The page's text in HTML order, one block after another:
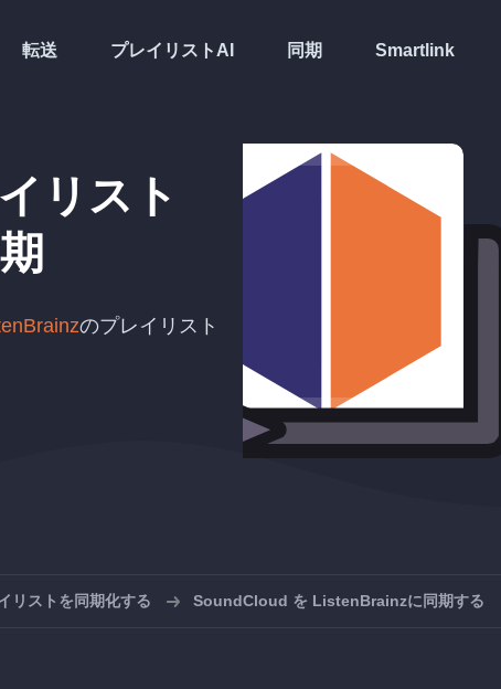
転送 プレイリストAI 同期 Smartlink
リスト
のプレイリスト
リストを同期化する SoundCloud を ListenBrainzに同期する